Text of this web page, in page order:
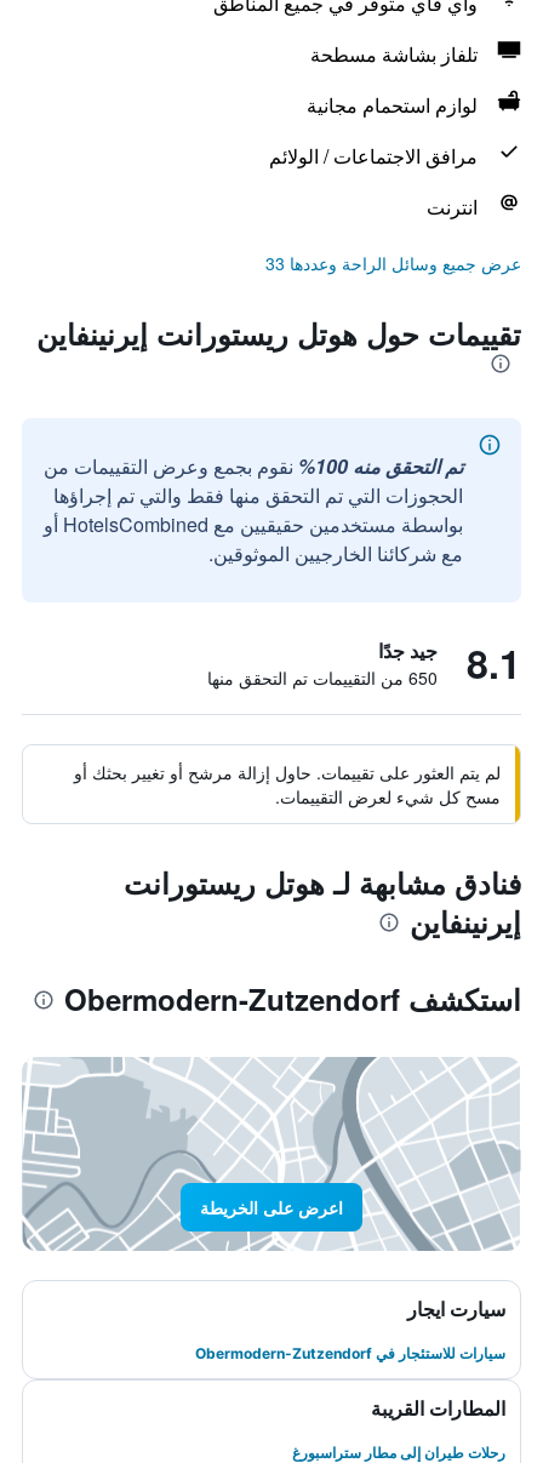
تلفاز بشاشة مسطحة
لوازم استحمام مجانية
مرافق الاجتماعات / الولائم
انترنت
عرض جميع وسائل الراحة وعددها 33
تقييمات حول هوتل ريستورانت إيرنينفاين
تم التحقق منه 100%
نقوم بجمع وعرض التقييمات من
الحجوزات التي تم التحقق منها فقط والتي تم إجراؤها
بواسطة مستخدمين حقيقيين مع HotelsCombined أو
مع شركائنا الخارجيين الموثوقين.
8.1 جيد جدًا
650 من التقييمات تم التحقق منها
لم يتم العثور على تقييمات. حاول إزالة مرشح أو تغيير بحثك أو
مسح كل شيء لعرض التقييمات.
فنادق مشابهة لـ هوتل ريستورانت
إيرنينفاين
استكشف Obermodern-Zutzendorf
اعرض على الخريطة
سيارت ايجار
سيارات للاستئجار في Obermodern-Zutzendorf
المطارات القريبة
رحلات طيران إلى مطار ستراسبورغ